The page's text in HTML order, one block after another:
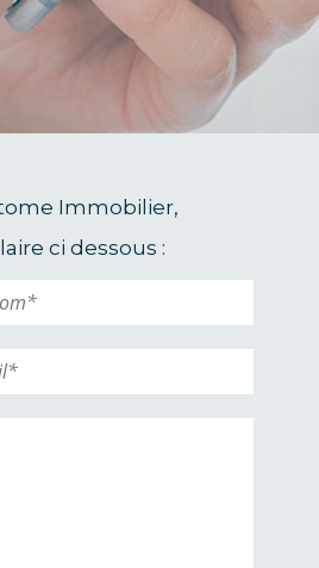
Immobilier,
ci dessous :